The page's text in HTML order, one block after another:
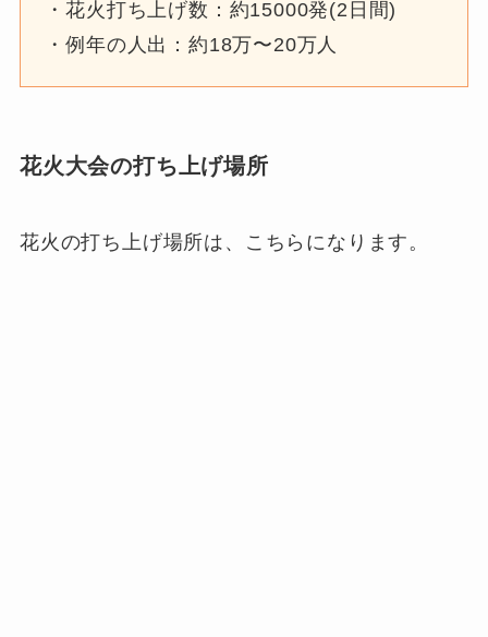
・花火打ち上げ数：約15000発(2日間)
・例年の人出：約18万〜20万人
花火大会の打ち上げ場所
花火の打ち上げ場所は、こちらになります。